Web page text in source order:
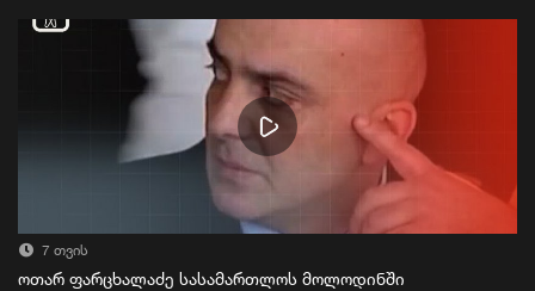
7 თვის
ოთარ ფარცხალაძე სასამართლოს მოლოდინში